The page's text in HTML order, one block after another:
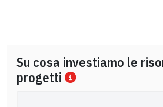
Su cosa investiamo le
progetti